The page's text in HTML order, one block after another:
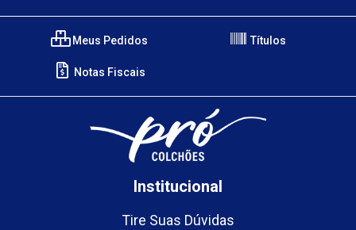
Meus Pedidos Títulos
Notas Fiscais
Institucional
Tire Suas Dúvidas